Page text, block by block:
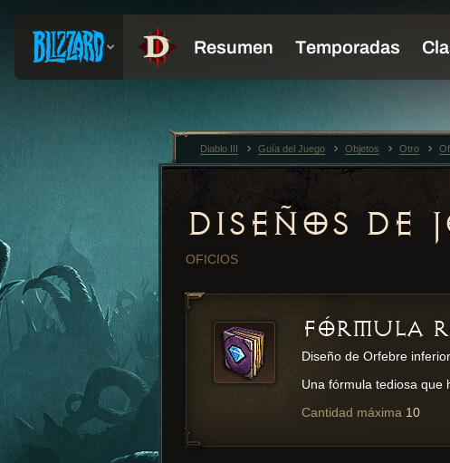
DISEÑOS DE
OFICIOS
FÓRMULA
Diseño de Orfebre inferior
Una fórmula tediosa que
Cantidad máxima 10
Diablo III Guía del Juego Objetos Otro